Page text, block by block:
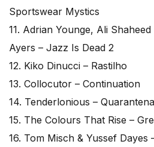
Sportswear Mystics
11. Adrian Younge, Ali
Ayers – Jazz Is Dead 2
12. Kiko Dinucci – Rastilho
13. Collocutor – Continuation
14. Tenderlonious – Quarantena
15. The Colours That Rise –
16. Tom Misch & Yussef Dayes